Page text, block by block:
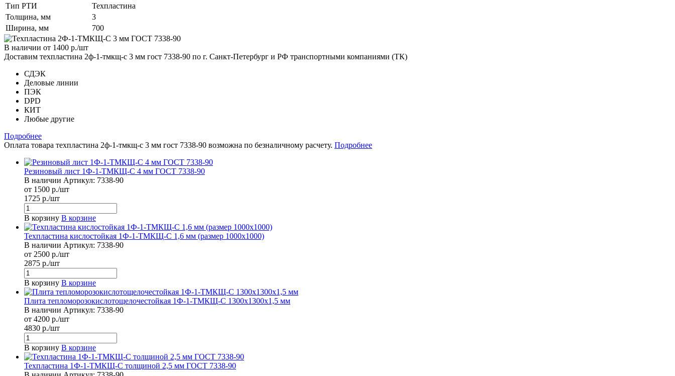
Тип РТИ
Техпластина
Толщина, мм
3
Ширина, мм
700
В наличии от 1400 р./шт
Доставим техпластина 2ф-1-тмкщ-с 3 мм гост 7338-90 по г. Санкт-Петербург и РФ транспортными компаниями (ТК)
СДЭК
Деловые линии
ПЭК
DPD
КИТ
Любые другие
Подробнее
Оплата товара техпластина 2ф-1-тмкщ-с 3 мм гост 7338-90 возможна по безналичному расчету. Подробнее
Резиновый лист 1Ф-1-ТМКЩ-С 4 мм ГОСТ 7338-90
В наличии Артикул: 7338-90
от 1500 р./шт
1725 р./шт
В корзину В корзине
Техпластина кислостойкая 1Ф-1-ТМКЩ-С 1,6 мм (размер 1000х1000)
В наличии Артикул: 7338-90
от 2500 р./шт
2875 р./шт
В корзину В корзине
Плита тепломорозокислотощелочестойкая 1Ф-1-ТМКЩ-С 1300х1300х1,5 мм
В наличии Артикул: 7338-90
от 4200 р./шт
4830 р./шт
В корзину В корзине
Техпластина 1Ф-1-ТМКЩ-С толщиной 2,5 мм ГОСТ 7338-90